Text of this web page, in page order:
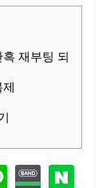
재부팅 되